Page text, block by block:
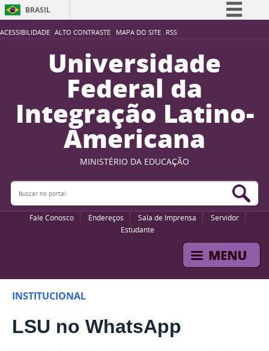
ACESSIBILIDADE ALTO CONTRASTE MAPA DO SITE RSS
BRASIL
Simplifique!
Participe
Acesso à informação
Legislação
Canais
Universidade
Federal da
Integração Latino-
Americana
MINISTÉRIO DA EDUCAÇÃO
Buscar no portal
Fale Conosco Endereços Sala de Imprensa
Servidor
Estudante
INSTITUCIONAL
LSU no WhatsApp